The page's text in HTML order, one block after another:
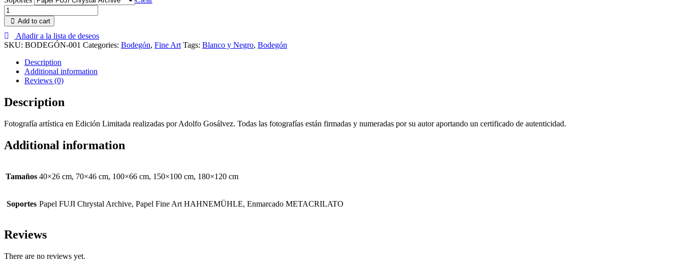
Add to cart
Añadir a la lista de deseos
SKU: BODEGÓN-001 Categories: Bodegón, Fine Art Tags: Blanco y Negro, Bodegón
Description
Additional information
Reviews (0)
Description
Fotografía artística en Edición Limitada realizadas por Adolfo Gosálvez. Todas las fotografías están firmadas y numeradas por su autor aportando un certificado de autenticidad.
Additional information
Tamaños 40×26 cm, 70×46 cm, 100×66 cm, 150×100 cm, 180×120 cm
Soportes Papel FUJI Chrystal Archive, Papel Fine Art HAHNEMÜHLE, Enmarcado METACRILATO
Reviews
There are no reviews yet.